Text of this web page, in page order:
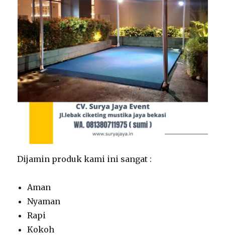
Dijamin produk kami ini sangat :
Aman
Nyaman
Rapi
Kokoh